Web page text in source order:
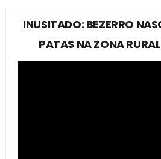
INUSITADO: BEZERRO
PATAS NA ZONA